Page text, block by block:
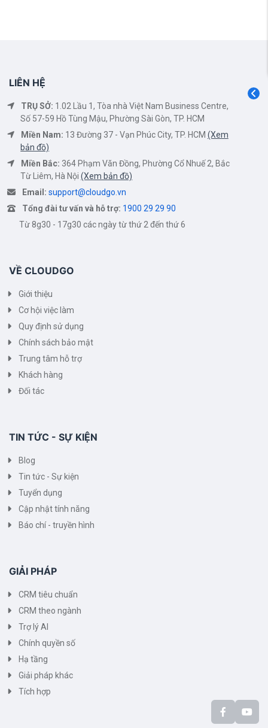
LIÊN HỆ
TRỤ SỞ: 1.02 Lầu 1, Tòa nhà Việt Nam Business Centre,
Số 57-59 Hồ Tùng Mậu, Phường Sài Gòn, TP. HCM
Miền Nam: 13 Đường 37 - Vạn Phúc City, TP. HCM (Xem
bản đồ)
Miền Bắc: 364 Phạm Văn Đồng, Phường Cổ Nhuế 2, Bắc
Từ Liêm, Hà Nội(Xem bản đồ)
Email: support@cloudgo.vn
Tổng đài tư vấn và hỗ trợ: 1900 29 29 90
Từ 8g30 - 17g30 các ngày từ thứ 2 đến thứ 6
VỀ CLOUDGO
Giới thiệu
Cơ hội việc làm
Quy định sử dụng
Chính sách bảo mật
Trung tâm hỗ trợ
Khách hàng
Đối tác
TIN TỨC - SỰ KIỆN
Blog
Tin tức - Sự kiện
Tuyển dụng
Cập nhật tính năng
Báo chí - truyền hình
GIẢI PHÁP
CRM tiêu chuẩn
CRM theo ngành
Trợ lý AI
Chính quyền số
Hạ tầng
Giải pháp khác
Tích hợp